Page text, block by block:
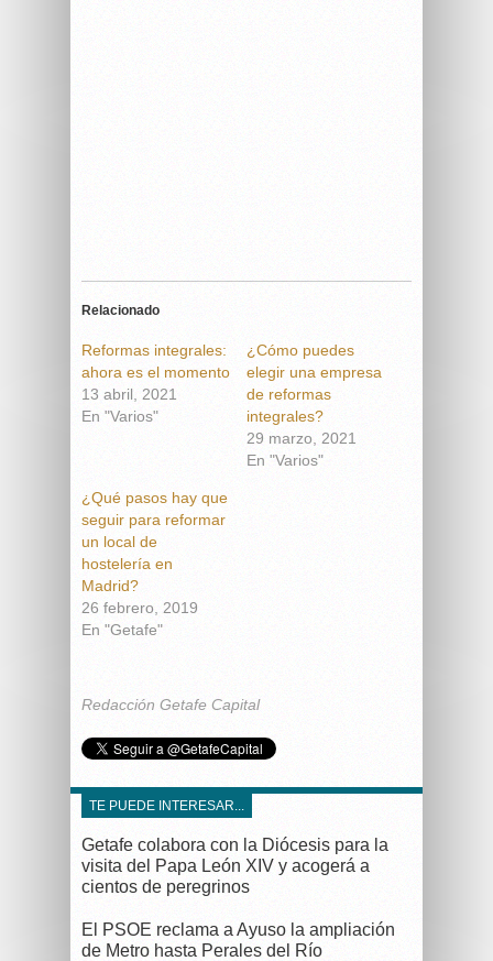
Relacionado
Reformas integrales:
ahora es el momento
13 abril, 2021
En "Varios"
¿Cómo puedes
elegir una empresa
de reformas
integrales?
29 marzo, 2021
En "Varios"
¿Qué pasos hay que
seguir para reformar
un local de
hostelería en
Madrid?
26 febrero, 2019
En "Getafe"
Redacción Getafe Capital
TE PUEDE INTERESAR...
Getafe colabora con la Diócesis para la
visita del Papa León XIV y acogerá a
cientos de peregrinos
El PSOE reclama a Ayuso la ampliación
de Metro hasta Perales del Río